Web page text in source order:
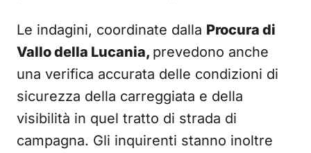
Le indagini, coordinate dalla Procura di
Vallo della Lucania, prevedono anche
una verifica accurata delle condizioni di
sicurezza della carreggiata e della
visibilità in quel tratto di strada di
campagna. Gli inquirenti stanno inoltre